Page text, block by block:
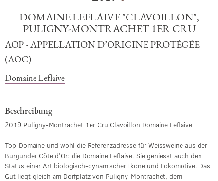
DOMAINE LEFLAIVE "CLAVOILLON",
PULIGNY-MONTRACHET 1ER CRU
AOP - APPELLATION D’ORIGINE PROTÉGÉE
(AOC)
Domaine Leflaive
Beschreibung
2019 Puligny-Montrachet 1er Cru Clavoillon Domaine Leflaive
Top-Domaine und wohl die Referenzadresse für Weissweine aus der
Burgunder Côte d'Or: die Domaine Leflaive. Sie geniesst auch den
Status einer Art biologisch-dynamischer Ikone und Lokomotive. Das
Gut liegt gleich am Dorfplatz von Puligny-Montrachet, dem